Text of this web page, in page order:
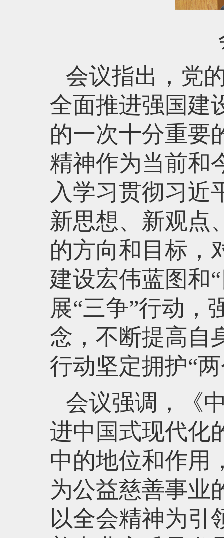
会议指出，党
全面推进强国建
的一次十分重要
精神作为当前和
入学习贯彻习近
新思想、新观点
的方向和目标，
建设宏伟蓝图和
展“三争”行动，
念，不断提高自
行动坚定拥护“
会议强调，《
进中国式现代化
中的地位和作用
为公益慈善事业
以全会精神为引